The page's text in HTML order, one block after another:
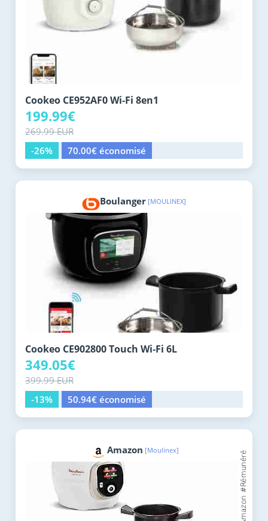
Cookeo CE952AF0 Wi‑Fi 8en1
199.99€
269.99 EUR
-26%
70.00€ économisé
Boulanger [MOULINEX]
Cookeo CE902800 Touch Wi‑Fi 6L
349.05€
399.99 EUR
-13%
50.94€ économisé
Amazon [Moulinex]